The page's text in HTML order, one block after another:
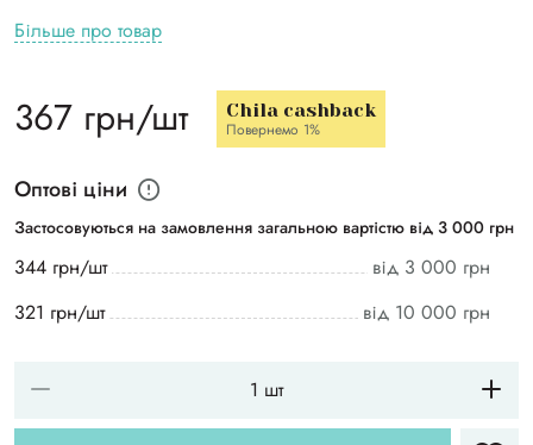
Більше про товар
367 грн/шт Chila cashback
Повернемо 1%
Оптові ціни
Застосовуються на замовлення загальною вартістю від 3 000 грн
344 грн/шт
від 3 000 грн
321 грн/шт
від 10 000 грн